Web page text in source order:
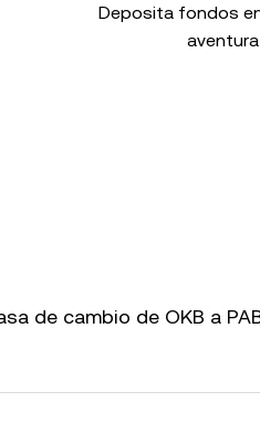
Deposita fondos
de cambio de OKB a